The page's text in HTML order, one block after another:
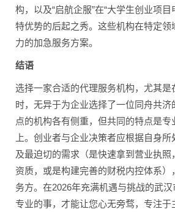
构，以及“启航企服”在“大学生创业项
特优势的后起之秀。这些机构在特定领
力的加急服务方案。
结语
选择一家合适的代理服务机构，尤其是
时，无异于为企业选择了一位同舟共济
点的机构各有侧重，但共同的特点是专
上。创业者与企业决策者应根据自身
及最迫切的需求（是快速拿到营业执照
资质，或是构建完善的财税内控体系）
务方。在2026年充满机遇与挑战的武
专业的事，才能让您心无旁骛，专注于